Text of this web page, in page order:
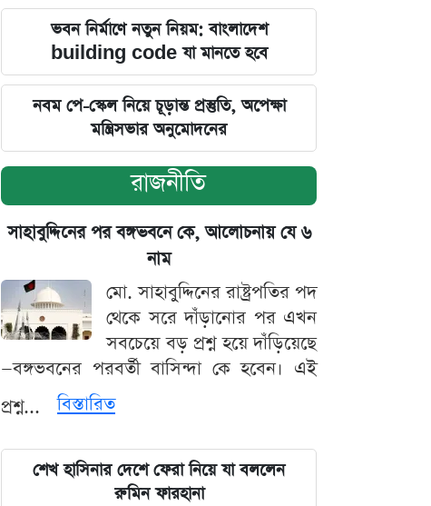
ভবন নির্মাণে নতুন নিয়ম: বাংলাদেশ
building code যা মানতে হবে
নবম পে-স্কেল নিয়ে চূড়ান্ত প্রস্তুতি, অপেক্ষা
মন্ত্রিসভার অনুমোদনের
রাজনীতি
সাহাবুদ্দিনের পর বঙ্গভবনে কে, আলোচনায় যে ৬
নাম
মো. সাহাবুদ্দিনের রাষ্ট্রপতির পদ
থেকে সরে দাঁড়ানোর পর এখন
সবচেয়ে বড় প্রশ্ন হয়ে দাঁড়িয়েছে
—বঙ্গভবনের পরবর্তী বাসিন্দা কে হবেন। এই
প্রশ্ন...
বিস্তারিত
শেখ হাসিনার দেশে ফেরা নিয়ে যা বললেন
রুমিন ফারহানা